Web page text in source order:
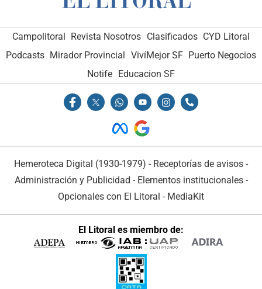
Campolitoral Revista Nosotros Clasificados CYD Litoral
Podcasts Mirador Provincial VivíMejor SF Puerto Negocios
Notife Educacion SF
Hemeroteca Digital (1930-1979) - Receptorías de avisos -
Administración y Publicidad - Elementos institucionales-
Opcionales con El Litoral - MediaKit
El Litoral es miembro de: